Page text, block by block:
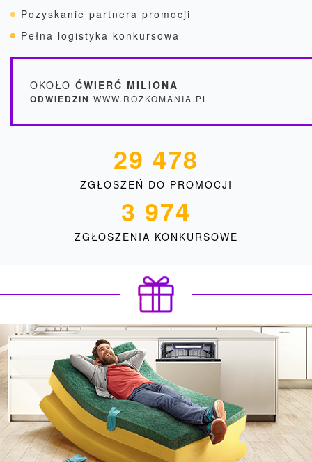
Pozyskanie partnera promocji
Pełna logistyka konkursowa
OKOŁO ĆWIERĆ MILIONA
ODWIEDZIN WWW.ROZKOMANIA.PL
29 478
ZGŁOSZEŃ DO PROMOCJI
3 974
ZGŁOSZENIA KONKURSOWE